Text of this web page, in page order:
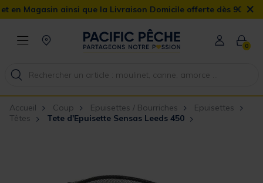
ainsi que la Livraison Domicile offerte dès 90€ ×
0
Accueil Coup Epuisettes / Bourriches
Epuisettes
Têtes
Tete d'Epuisette Sensas Leeds 450